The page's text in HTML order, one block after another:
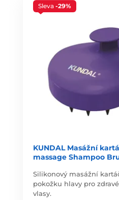
Sleva -29%
KUNDAL Masážní
massage Shampoo
Silikonový masážní
pokožku hlavy pro
vlasy.